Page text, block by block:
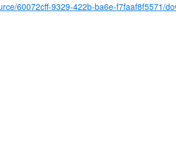
60072cff-9329-422b-ba6e-f7faaf8f5571/